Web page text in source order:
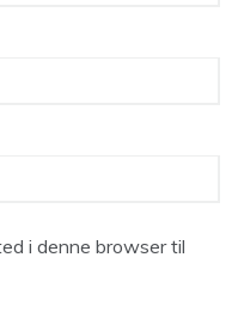
i denne browser til